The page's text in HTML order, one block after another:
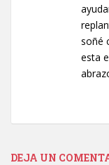
soñé
esta
DEJA UN